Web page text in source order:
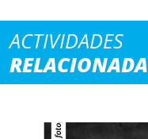
ACTIVIDADES